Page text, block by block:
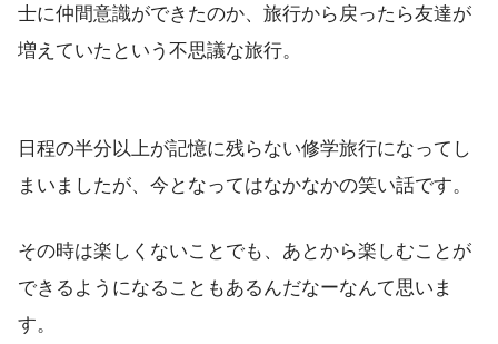
士に仲間意識ができたのか、旅行から戻ったら友達が
増えていたという不思議な旅行。
日程の半分以上が記憶に残らない修学旅行になってし
まいましたが、今となってはなかなかの笑い話です。
その時は楽しくないことでも、あとから楽しむことが
できるようになることもあるんだなーなんて思いま
す。